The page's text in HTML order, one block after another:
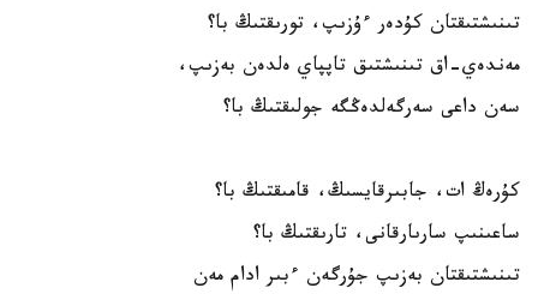
تىنىشتىقتان كۇدەر ءۇزىپ، تورىقتىڭ با؟
مەندەي-اق تىنىشتىق تاپپاي ەلدەن بەزىپ،
سەن داعى سەرگەلدەڭگە جولىقتىڭ با؟
كۇرەڭ ات، جابىرقايسىڭ، قامىقتىڭ با؟
ساعىنىپ سارىارقانى، تارىقتىڭ با؟
تىنىشتىقتان بەزىپ جۇرگەن ءبىر ادام مەن